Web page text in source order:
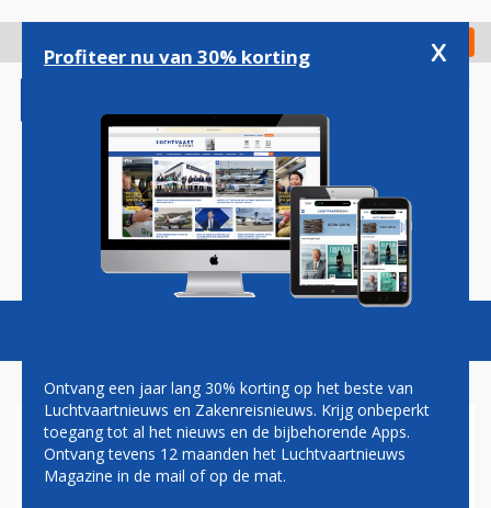
gaan
Check in
Magazine Podcasts Vacatures
BOMBARDIER: PRODUCTIE
NAAR 35 CSERIES PER JAAR
Profiteer nu van 30% korting x
Ontvang een jaar lang 30% korting op het beste van
Luchtvaartnieuws en Zakenreisnieuws. Krijg onbeperkt
toegang tot al het nieuws en de bijbehorende Apps.
Ontvang tevens 12 maanden het Luchtvaartnieuws
Magazine in de mail of op de mat.